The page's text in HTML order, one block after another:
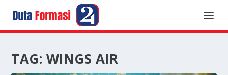
TAG: WINGS AIR